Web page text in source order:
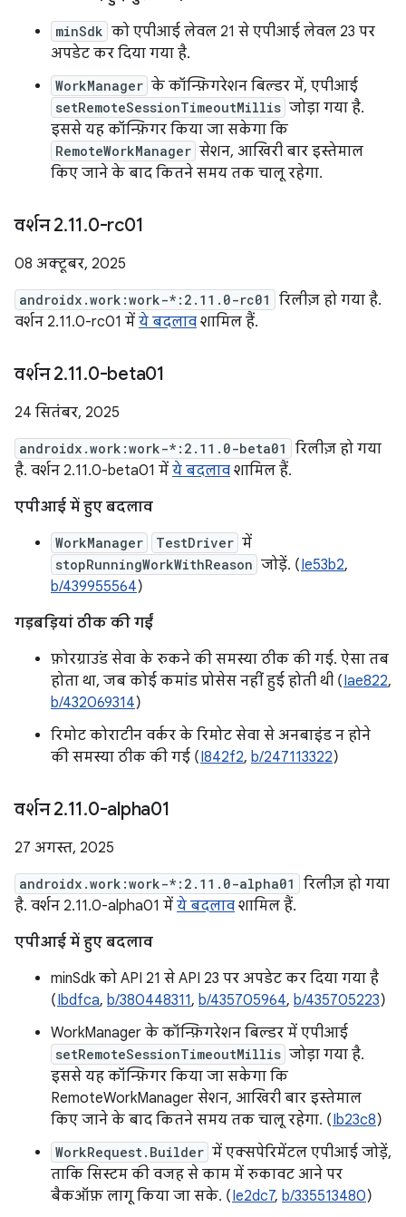
minSdk को एपीआई लेवल 21 से एपीआई लेवल 23 पर
अपडेट कर दिया गया है.
WorkManager के कॉन्फ़िगरेशन बिल्डर में, एपीआई
setRemoteSessionTimeoutMillis जोड़ा गया है.
इससे यह कॉन्फ़िगर किया जा सकेगा कि
RemoteWorkManager सेशन, आखिरी बार इस्तेमाल
किए जाने के बाद कितने समय तक चालू रहेगा.
वर्शन 2.11.0-rc01
08 अक्टूबर, 2025
androidx.work:work-*:2.11.0-rc01
रिलीज़ हो गया है.
वर्शन 2.11.0-rc01 में ये बदलाव शामिल हैं.
वर्शन 2.11.0-beta01
24 सितंबर, 2025
androidx.work:work-*:2.11.0-beta01
रिलीज़ हो गया
है. वर्शन 2.11.0-beta01 में ये बदलाव शामिल हैं.
एपीआई में हुए बदलाव
WorkManager TestDriver में
stopRunningWorkWithReason जोड़ें. (Ie53b2,
b/439955564)
गड़बड़ियां ठीक की गईं
फ़ोरग्राउंड सेवा के रुकने की समस्या ठीक की गई. ऐसा तब
होता था, जब कोई कमांड प्रोसेस नहीं हुई होती थी (Iae822,
b/432069314)
रिमोट कोराटीन वर्कर के रिमोट सेवा से अनबाइंड न होने
की समस्या ठीक की गई (I842f2, b/247113322)
वर्शन 2.11.0-alpha01
27 अगस्त, 2025
androidx.work:work-*:2.11.0-alpha01
रिलीज़ हो गया
है. वर्शन 2.11.0-alpha01 में ये बदलाव शामिल हैं.
एपीआई में हुए बदलाव
minSdk को API 21 से API 23 पर अपडेट कर दिया गया है
(Ibdfca, b/380448311, b/435705964, b/435705223)
WorkManager के कॉन्फ़िगरेशन बिल्डर में एपीआई
setRemoteSessionTimeoutMillis जोड़ा गया है.
इससे यह कॉन्फ़िगर किया जा सकेगा कि
RemoteWorkManager सेशन, आखिरी बार इस्तेमाल
किए जाने के बाद कितने समय तक चालू रहेगा. (Ib23c8)
WorkRequest.Builder में एक्सपेरिमेंटल एपीआई जोड़ें,
ताकि सिस्टम की वजह से काम में रुकावट आने पर
बैकऑफ़ लागू किया जा सके. (Ie2dc7, b/335513480)